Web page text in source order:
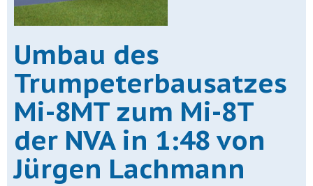
Umbau des
Trumpeterbausatzes
Mi-8MT zum Mi-8T
der NVA in 1:48 von
Jürgen Lachmann